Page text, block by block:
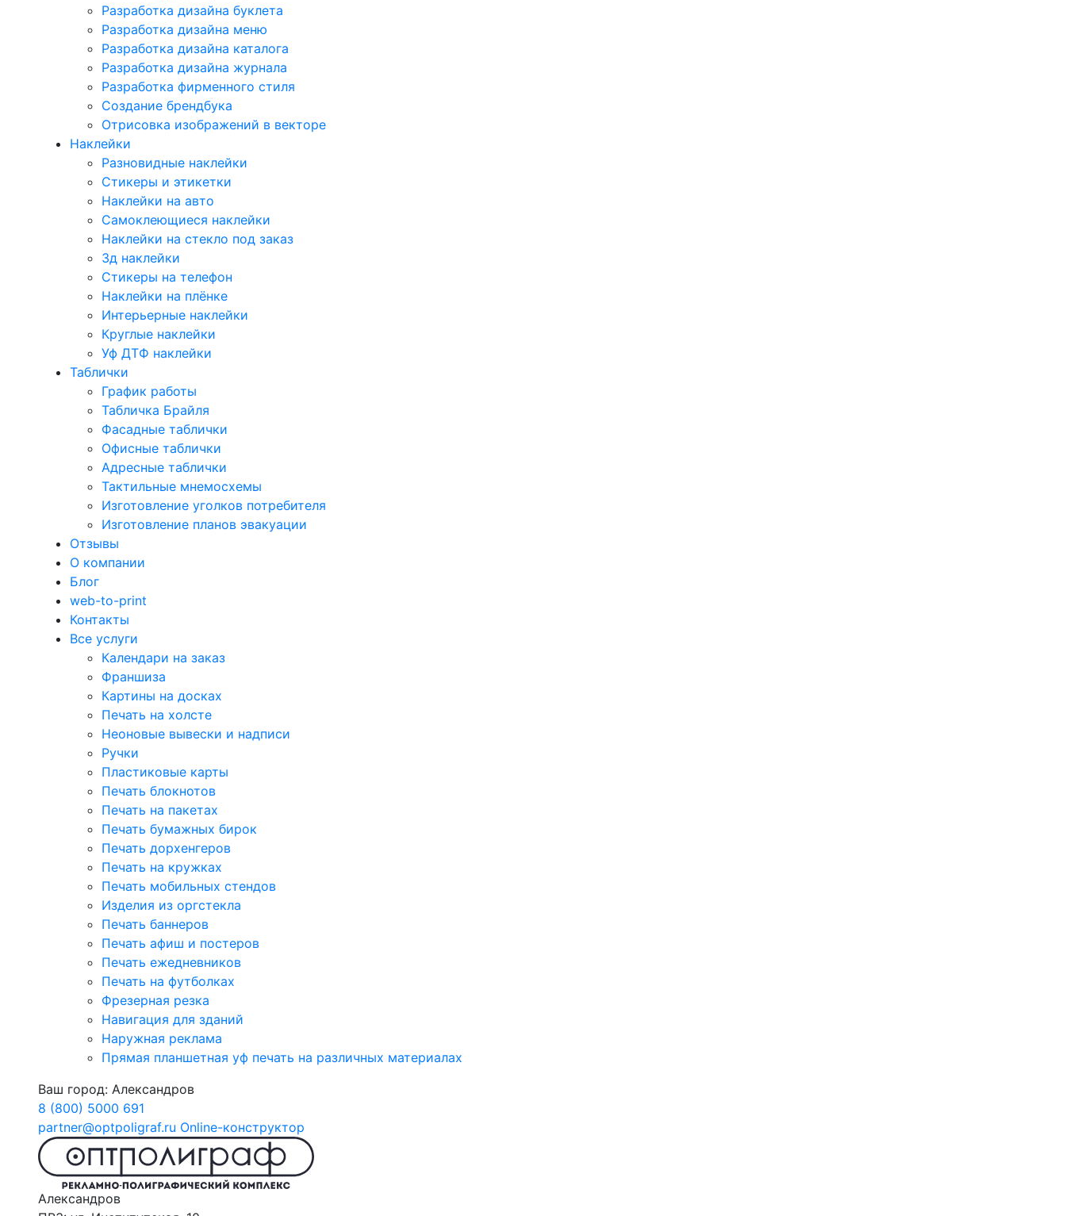
Разработка дизайна буклета
Разработка дизайна меню
Разработка дизайна каталога
Разработка дизайна журнала
Разработка фирменного стиля
Создание брендбука
Отрисовка изображений в векторе
Наклейки
Разновидные наклейки
Стикеры и этикетки
Наклейки на авто
Самоклеющиеся наклейки
Наклейки на стекло под заказ
3д наклейки
Cтикеры на телефон
Наклейки на плёнке
Интерьерные наклейки
Круглые наклейки
Уф ДТФ наклейки
Таблички
График работы
Табличка Брайля
Фасадные таблички
Офисные таблички
Адресные таблички
Тактильные мнемосхемы
Изготовление уголков потребителя
Изготовление планов эвакуации
Отзывы
О компании
Блог
web-to-print
Контакты
Все услуги
Календари на заказ
Франшиза
Картины на досках
Печать на холсте
Неоновые вывески и надписи
Ручки
Пластиковые карты
Печать блокнотов
Печать на пакетах
Печать бумажных бирок
Печать дорхенгеров
Печать на кружках
Печать мобильных стендов
Изделия из оргстекла
Печать баннеров
Печать афиш и постеров
Печать ежедневников
Печать на футболках
Фрезерная резка
Навигация для зданий
Наружная реклама
Прямая планшетная уф печать на различных материалах
Ваш город: Александров
8 (800) 5000 691
partner@optpoligraf.ru Online-конструктор
Александров